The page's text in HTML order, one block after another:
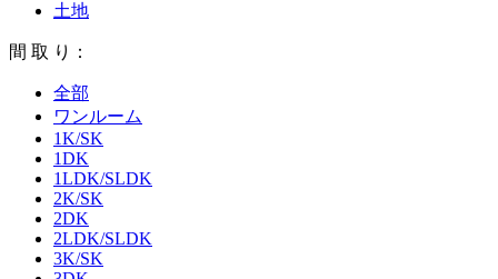
土地
間 取 り：
全部
ワンルーム
1K/SK
1DK
1LDK/SLDK
2K/SK
2DK
2LDK/SLDK
3K/SK